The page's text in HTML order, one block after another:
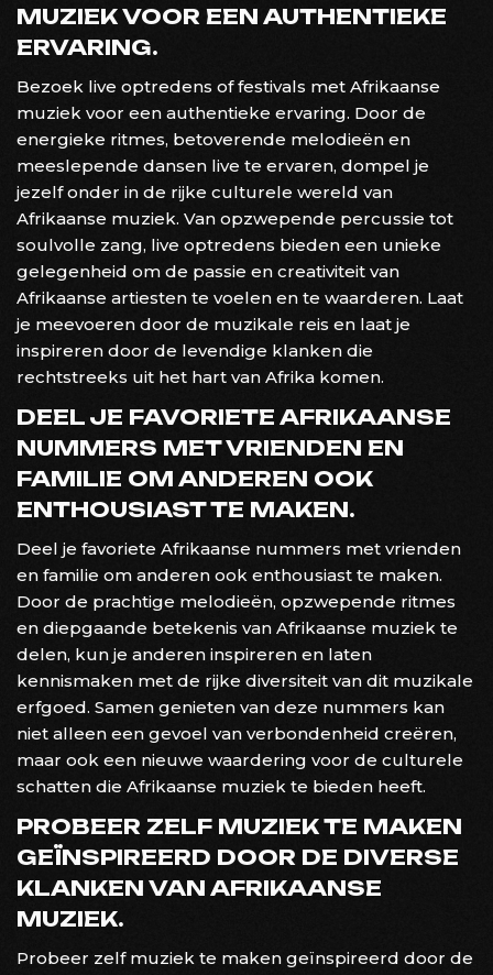
MUZIEK VOOR EEN AUTHENTIEKE
ERVARING.
Bezoek live optredens of festivals met Afrikaanse
muziek voor een authentieke ervaring. Door de
energieke ritmes, betoverende melodieën en
meeslepende dansen live te ervaren, dompel je
jezelf onder in de rijke culturele wereld van
Afrikaanse muziek. Van opzwepende percussie tot
soulvolle zang, live optredens bieden een unieke
gelegenheid om de passie en creativiteit van
Afrikaanse artiesten te voelen en te waarderen. Laat
je meevoeren door de muzikale reis en laat je
inspireren door de levendige klanken die
rechtstreeks uit het hart van Afrika komen.
DEEL JE FAVORIETE AFRIKAANSE
NUMMERS MET VRIENDEN EN
FAMILIE OM ANDEREN OOK
ENTHOUSIAST TE MAKEN.
Deel je favoriete Afrikaanse nummers met vrienden
en familie om anderen ook enthousiast te maken.
Door de prachtige melodieën, opzwepende ritmes
en diepgaande betekenis van Afrikaanse muziek te
delen, kun je anderen inspireren en laten
kennismaken met de rijke diversiteit van dit muzikale
erfgoed. Samen genieten van deze nummers kan
niet alleen een gevoel van verbondenheid creëren,
maar ook een nieuwe waardering voor de culturele
schatten die Afrikaanse muziek te bieden heeft.
PROBEER ZELF MUZIEK TE MAKEN
GEÏNSPIREERD DOOR DE DIVERSE
KLANKEN VAN AFRIKAANSE
MUZIEK.
Probeer zelf muziek te maken geïnspireerd door de